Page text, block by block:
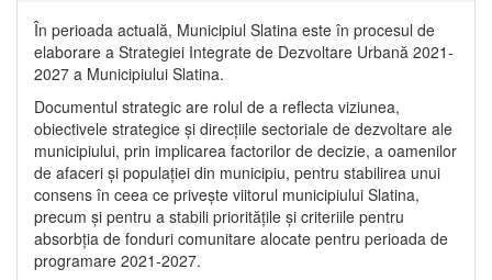
În perioada actuală, Municipiul Slatina este în procesul de
elaborare a Strategiei Integrate de Dezvoltare Urbană 2021‐
2027 a Municipiului Slatina.
Documentul strategic are rolul de a reflecta viziunea,
obiectivele strategice și direcțiile sectoriale de dezvoltare ale
municipiului, prin implicarea factorilor de decizie, a oamenilor
de afaceri și populației din municipiu, pentru stabilirea unui
consens în ceea ce privește viitorul municipiului Slatina,
precum și pentru a stabili prioritățile și criteriile pentru
absorbția de fonduri comunitare alocate pentru perioada de
programare 2021-2027.